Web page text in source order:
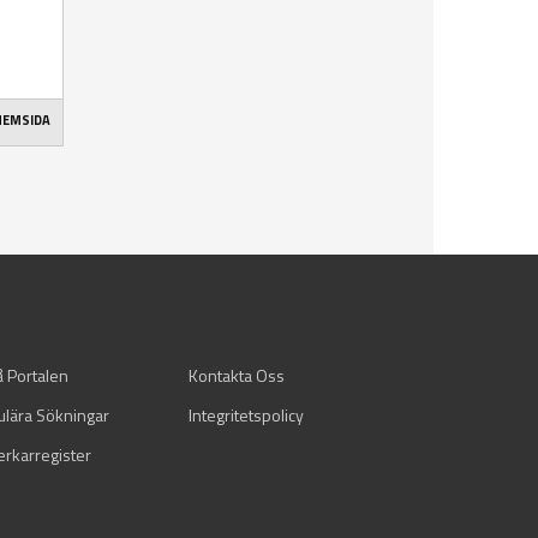
Portalen
Kontakta Oss
Sökningar
Integritetspolicy